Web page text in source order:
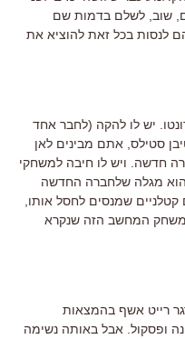
שוב לשלם בדמות שם
לנסות בכל זאת להוציא את
יש לו להקה (לחבר אחד
סטילס, אתם מבינים לאן
חדשה
ויש לו חיבה למשחקי
מגלה שלחברה החדשה
שמנסים לחסל אותו
המחשב הזה שנקרא
רייט אשף בהמצאות
ופסקול אבל באותה נשימה